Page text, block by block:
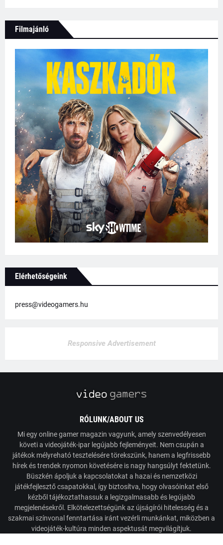
Filmajánló
Elérhetőségeink
press@videogamers.hu
Responsive Advertisement
RÓLUNK/ABOUT US
Mi egy online gamer magazin vagyunk, amely szenvedélyesen
követi a videojáték-ipar legújabb fejleményeit. Nem csupán a
játékok mélyreható tesztelésére törekszünk, hanem a legfrissebb
hírek és trendek nyomon követésére is nagy hangsúlyt fektetünk.
Büszkén ápoljuk a kapcsolatokat a hazai és nemzetközi
játékfejlesztő csapatokkal, így biztosítva, hogy olvasóinkat első
kézből tájékoztathassuk a legizgalmasabb és legújabb
megjelenésekről. Elkötelezettségünk az újságírói hitelesség és a
szakmai színvonal fenntartása iránt vezérli munkánkat, miközben a
videojáték-kultúra minden aspektusát megvilágítjuk.